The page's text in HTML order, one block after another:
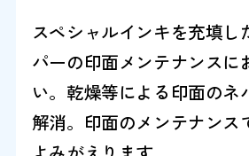
スペシャルインキを充填し
パーの印面メンテナンスに
い。乾燥等による印面のネ
解消。印面のメンテナンス